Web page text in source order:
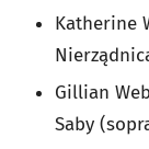
Katherine
Gillian
Saby